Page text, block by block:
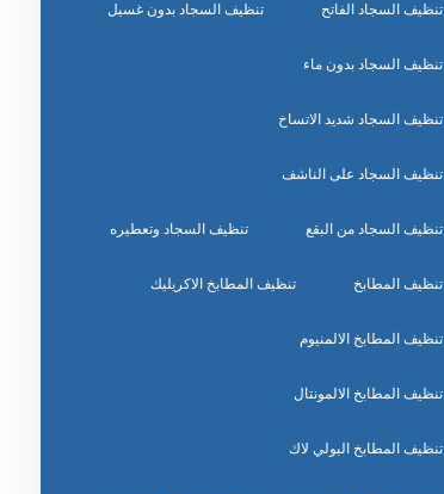
تنظيف السجاد الفاتح تنظيف السجاد بدون غسيل
تنظيف السجاد بدون ماء
تنظيف السجاد شديد الاتساخ
تنظيف السجاد على الناشف
تنظيف السجاد من البقع تنظيف السجاد وتعطيره
تنظيف المطابخ تنظيف المطابخ الاكريليك
تنظيف المطابخ الالمنيوم
تنظيف المطابخ الالمونتال
تنظيف المطابخ البولي لاك